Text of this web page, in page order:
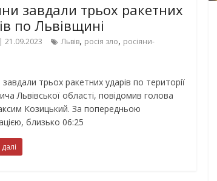
завдали трьох ракетних
по Львівщині
21.09.2023 Львів, росія зло, росіяни-
завдали трьох ракетних ударів по території
Львівської області, повідомив голова
Козицький. За попередньою
близько 06:25